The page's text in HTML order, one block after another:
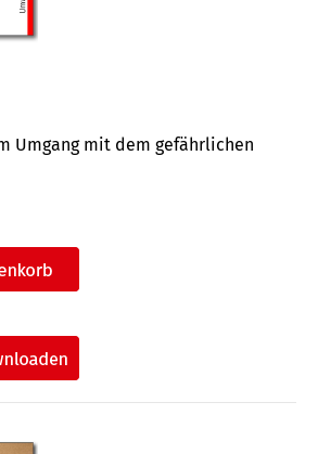
Um­gang mit dem ge­fähr­lichen